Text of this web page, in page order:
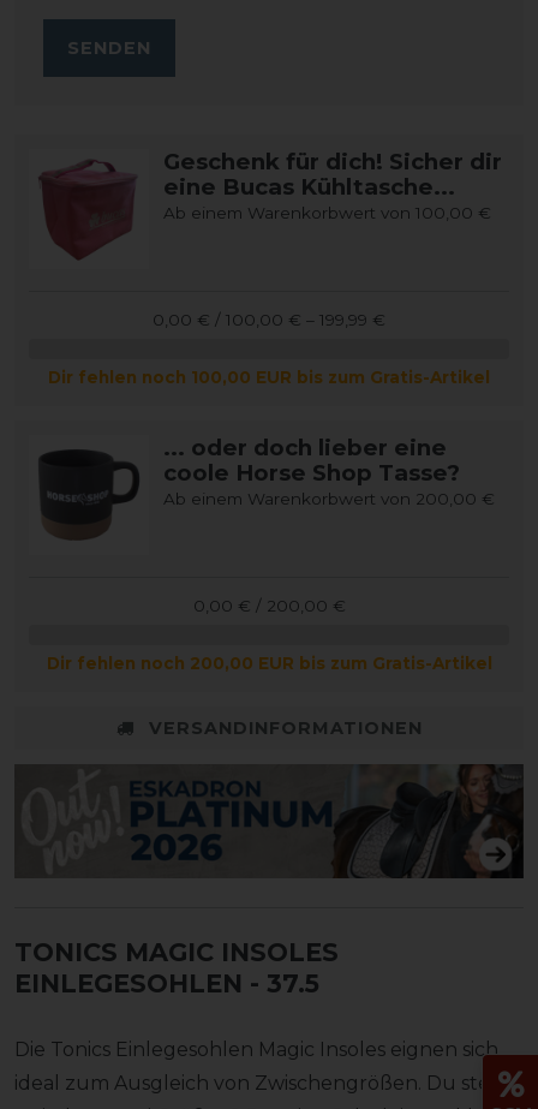
SENDEN
Geschenk für dich! Sicher dir
eine Bucas Kühltasche...
Ab einem Warenkorbwert von 100,00 €
0,00 € / 100,00 € – 199,99 €
Dir fehlen noch 100,00 EUR bis zum Gratis-Artikel
... oder doch lieber eine
coole Horse Shop Tasse?
Ab einem Warenkorbwert von 200,00 €
0,00 € / 200,00 €
Dir fehlen noch 200,00 EUR bis zum Gratis-Artikel
VERSANDINFORMATIONEN
TONICS MAGIC INSOLES
EINLEGESOHLEN - 37.5
Die Tonics Einlegesohlen Magic Insoles eignen sich
ideal zum Ausgleich von Zwischengrößen. Du stehst